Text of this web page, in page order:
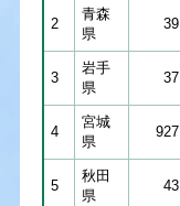
2
青森
県
39
3
岩手
県
37
4
宮城
県
927
5
秋田
県
43